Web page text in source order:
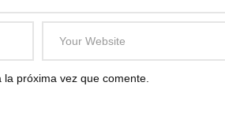
próxima vez que comente.